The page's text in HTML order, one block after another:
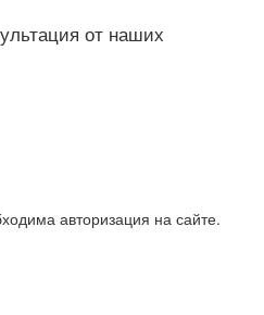
от наших
авторизация на сайте.